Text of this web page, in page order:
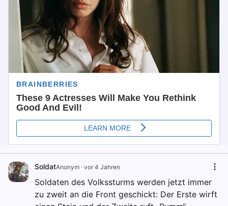
SoldatAnonym · vor 4 Jahren
Soldaten des Volkssturms werden jetzt immer
zu zweit an die Front geschickt: Der Erste wirft